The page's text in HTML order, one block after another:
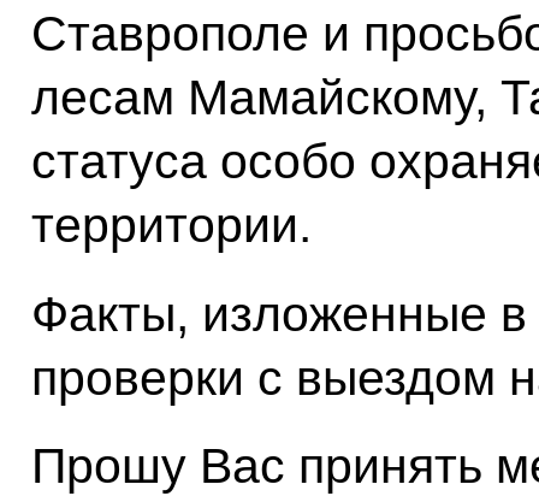
Ставрополе и
лесам Мамайскому,
статуса особо
территории.
Факты, изложенные
проверки с выездом
Прошу Вас принять